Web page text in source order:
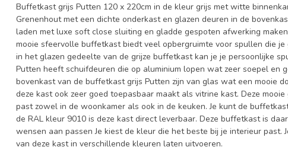
Buffetkast grijs Putten 120 x 220cm in de kleur grijs met witte
Grenenhout met een dichte onderkast en glazen deuren in de
laden met luxe soft close sluiting en gladde gespoten afwerking
mooie sfeervolle buffetkast biedt veel opbergruimte voor spullen die
in het glazen gedeelte van de grijze buffetkast kan je je persoonlijke
Putten heeft schuifdeuren die op aluminium lopen wat zeer soepel en
bovenkast van de buffetkast grijs Putten zijn van glas wat een mooie
deze kast ook zeer goed toepasbaar maakt als vitrine kast. Deze
past zowel in de woonkamer als ook in de keuken. Je kunt de
de RAL kleur 9010 is deze kast direct leverbaar. Deze buffetkast is
wensen aan passen Je kiest de kleur die het beste bij je interieur past.
van deze kast in verschillende kleuren laten uitvoeren.